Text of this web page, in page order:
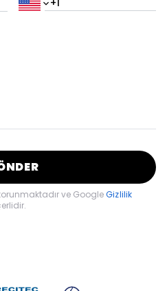
ve GoogleGizlilik